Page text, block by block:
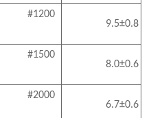
9.5±0.8
8.0±0.6
6.7±0.6